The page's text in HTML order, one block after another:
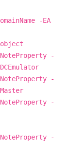
-EA
NoteProperty -
NoteProperty -
NoteProperty -
NoteProperty -